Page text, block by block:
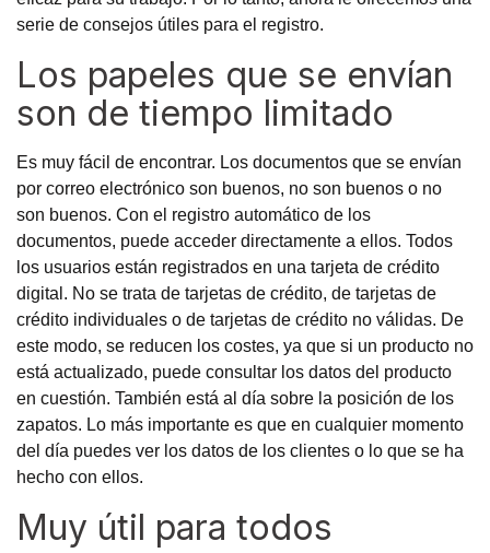
serie de consejos útiles para el registro.
Los papeles que se envían
son de tiempo limitado
Es muy fácil de encontrar. Los documentos que se envían
por correo electrónico son buenos, no son buenos o no
son buenos. Con el registro automático de los
documentos, puede acceder directamente a ellos. Todos
los usuarios están registrados en una tarjeta de crédito
digital. No se trata de tarjetas de crédito, de tarjetas de
crédito individuales o de tarjetas de crédito no válidas. De
este modo, se reducen los costes, ya que si un producto no
está actualizado, puede consultar los datos del producto
en cuestión. También está al día sobre la posición de los
zapatos. Lo más importante es que en cualquier momento
del día puedes ver los datos de los clientes o lo que se ha
hecho con ellos.
Muy útil para todos